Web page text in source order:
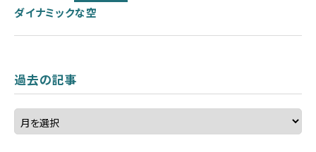
ダイナミックな空
過去の記事